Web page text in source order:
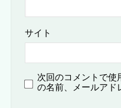
サイト
次回のコメントで使
の名前、メールアド